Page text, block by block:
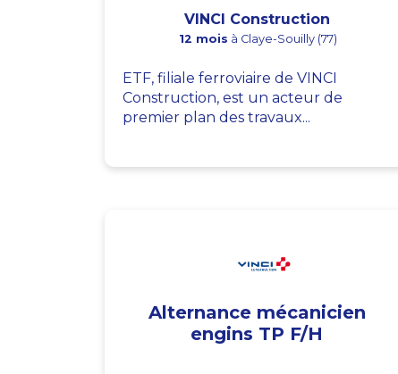
VINCI Construction
12 mois à Claye-Souilly (77)
ETF, filiale ferroviaire de VINCI
Construction, est un acteur de
premier plan des travaux...
Alternance mécanicien
engins TP F/H